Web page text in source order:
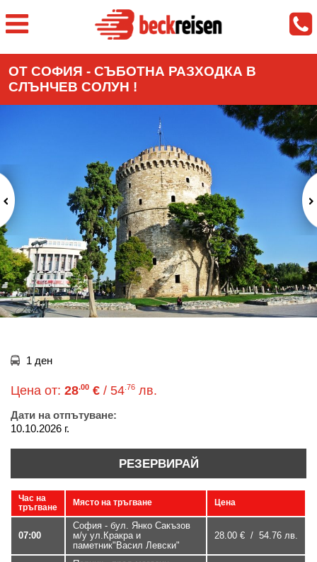
ОТ СОФИЯ - СЪБОТНА РАЗХОДКА В
СЛЪНЧЕВ СОЛУН !
1 ден
Цена от: 28.00 € / 54 .76 лв.
Дати на отпътуване:
10.10.2026 г.
РЕЗЕРВИРАЙ
Час на
тръгване
Място на тръгване Цена
07:00
София - бул. Янко Сакъзов
м/у ул.Кракра и
паметник"Васил Левски"
28.00 € / 54.76 лв.